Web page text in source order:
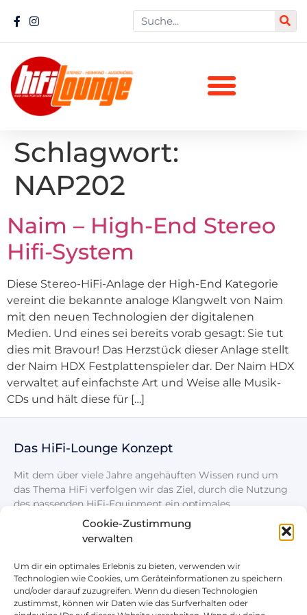
Cookie-Zustimmung
verwalten
Um dir ein optimales Erlebnis zu bieten, verwenden wir
Technologien wie Cookies, um Geräteinformationen zu speichern
und/oder darauf zuzugreifen. Wenn du diesen Technologien
zustimmst, können wir Daten wie das Surfverhalten oder
Schlagwort:
NAP202
Naim – High-End Stereo
Hifi-System
Diese Stereo-HiFi-Anlage der High-End Kategorie
vereint die bekannte analoge Klangwelt von Naim
mit den neuen Technologien der digitalenen
Medien. Und eines sei bereits vorab gesagt: Sie tut
dies mit Bravour! Das Herzstück dieser Anlage stellt
der Naim HDX Festplattenspieler dar. Der Naim HDX
verwaltet auf einfachste Art und Weise alle Musik-
CDs und hält diese für […]
Das HiFi-Lounge Konzept
Mit dem über viele Jahre angehäuften Wissen rund um
das Thema HiFi verfolgen wir das Ziel, durch die Nutzung
des passenden HiFi-Equipment ein optimales
Klangerlebnis zu schaffen.